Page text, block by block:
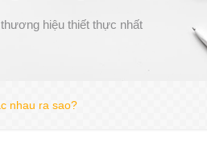
hiệu thiết thực nhất
nhau ra sao?